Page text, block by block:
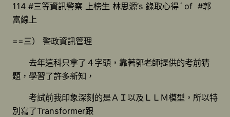
114 #三等資訊警察 上榜生 林思源’s 錄取心得ˊ of #郭
富線上
==三） 警政資訊管理
去年這科只拿了４字頭，靠著郭老師提供的考前猜
題，學習了許多新知，
考試前我印象深刻的是ＡＩ以及ＬＬＭ模型，所以特
別寫了Transformer跟